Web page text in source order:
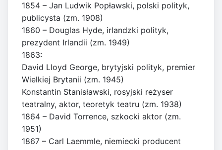
1854 – Jan Ludwik Popławski, polski polityk,
publicysta (zm. 1908)
1860 – Douglas Hyde, irlandzki polityk,
prezydent Irlandii (zm. 1949)
1863:
David Lloyd George, brytyjski polityk, premier
Wielkiej Brytanii (zm. 1945)
Konstantin Stanisławski, rosyjski reżyser
teatralny, aktor, teoretyk teatru (zm. 1938)
1864 – David Torrence, szkocki aktor (zm.
1951)
1867 – Carl Laemmle, niemiecki producent